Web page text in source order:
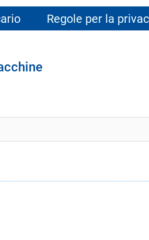
Regole per la